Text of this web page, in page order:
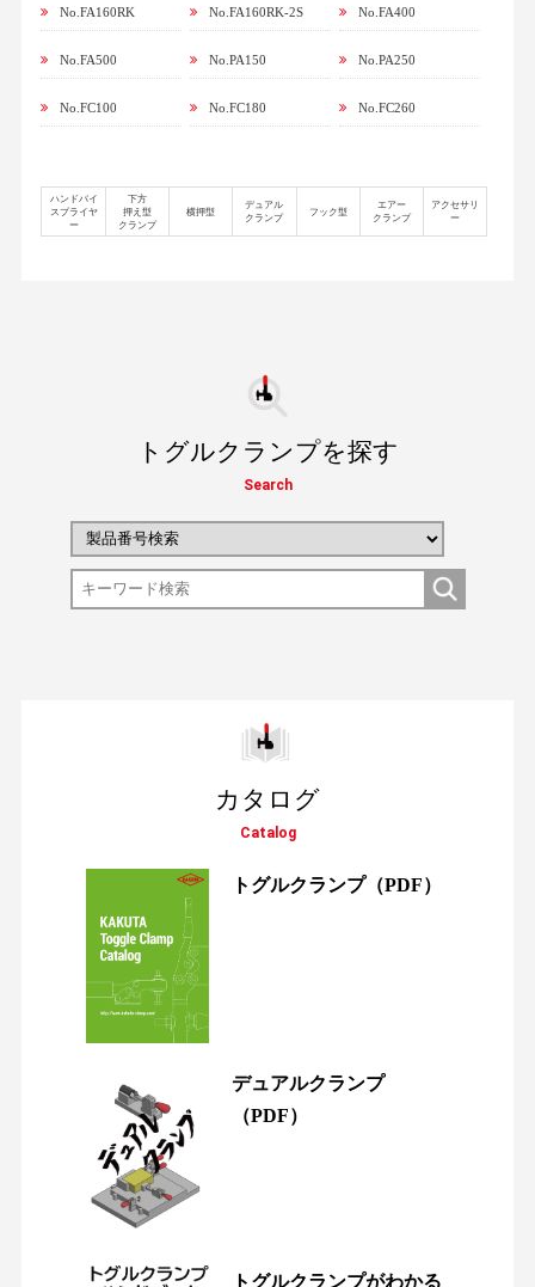
No.FA160RK No.FA160RK-2S No.FA400
No.FA500 No.PA150 No.PA250
No.FC100 No.FC180 No.FC260
ハンドバイ
スプライヤ
ー
下方
押え型
クランプ
横押型
デュアル
クランプ
フック型
エアー
クランプ
アクセサリ
ー
トグルクランプを探す
Search
カタログ
Catalog
トグルクランプ（PDF）
デュアルクランプ
（PDF）
トグルクランプがわかる